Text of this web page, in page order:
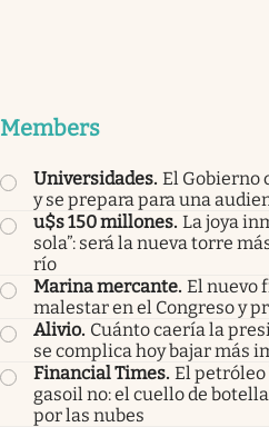
Members
Universidades. El Gobierno
y se prepara para una
u$s 150 millones. La joya
sola”: será la nueva torre
río
Marina mercante. El nuevo
malestar en el Congreso y
Alivio. Cuánto caería la
se complica hoy bajar más
Financial Times. El petróleo
gasoil no: el cuello de
por las nubes